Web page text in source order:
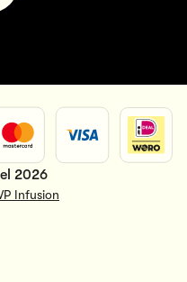
2026
Infusion